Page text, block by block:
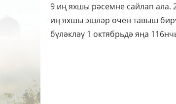
9 иң яхшы рәсемне сайлап ала.
иң яхшы эшләр өчен тавыш
бүләкләү 1 октябрьдә яңа